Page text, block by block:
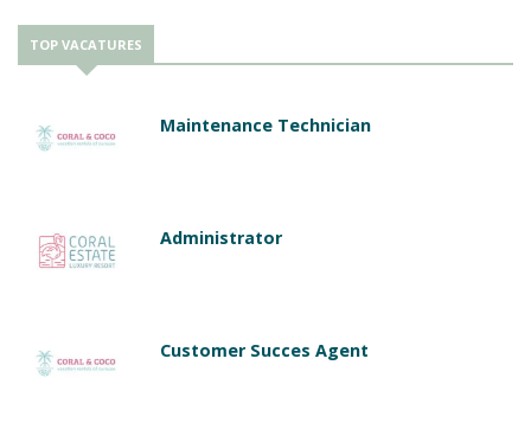
TOP VACATURES
Maintenance Technician
Administrator
Customer Succes Agent